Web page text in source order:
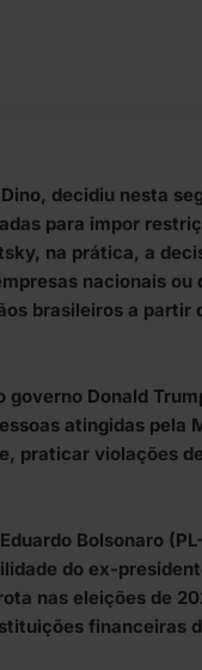
decidiu nesta
para impor
na prática, a
nacionais ou
brasileiros a partir
Donald
atingidas pela
praticar violações
Bolsonaro
do ex-
nas eleições de
financeiras